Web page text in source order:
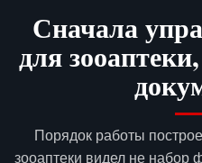
Сначала
для
Порядок работы
зооаптеки видел не набор